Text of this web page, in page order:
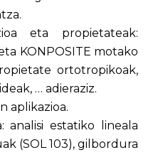
eta propietateak:
KONPOSITE motako
ortotropikoak,
… adieraziz.
aplikazioa.
analisi estatiko lineala
(SOL 103), gilbordura